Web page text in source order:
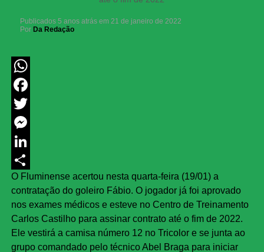
Publicados 5 anos atrás em 21 de janeiro de 2022
Por Da Redação
WhatsApp
Facebook
Twitter
Messenger
LinkedIn
Share
O Fluminense acertou nesta quarta-feira (19/01) a
contratação do goleiro Fábio. O jogador já foi aprovado
nos exames médicos e esteve no Centro de Treinamento
Carlos Castilho para assinar contrato até o fim de 2022.
Ele vestirá a camisa número 12 no Tricolor e se junta ao
grupo comandado pelo técnico Abel Braga para iniciar